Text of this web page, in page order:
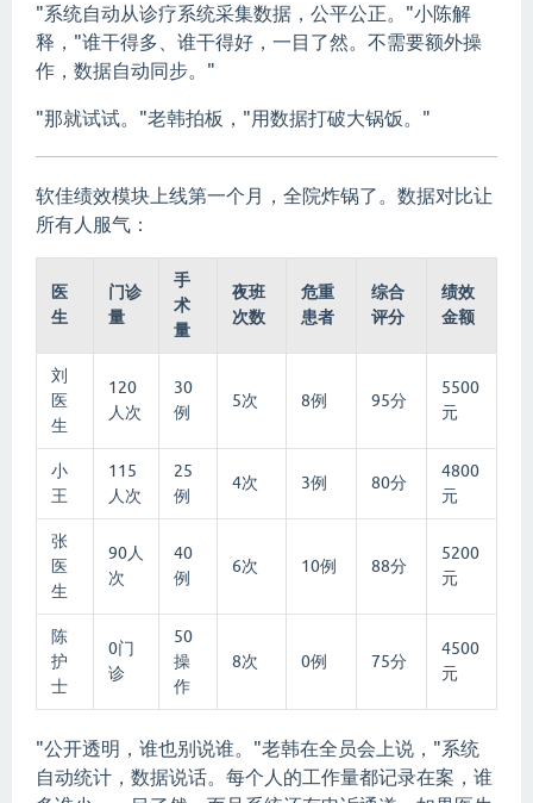
"系统自动从诊疗系统采集数据，公平公正。"小陈解
释，"谁干得多、谁干得好，一目了然。不需要额外操
作，数据自动同步。"
"那就试试。"老韩拍板，"用数据打破大锅饭。"
软佳绩效模块上线第一个月，全院炸锅了。数据对比让
所有人服气：
医
生
门诊
量
手
术
量
夜班
次数
危重
患者
综合
评分
绩效
金额
刘
医
生
120
人次
30
例
5次 8例 95分
5500
元
小
王
115
人次
25
例
4次 3例 80分
4800
元
张
医
生
90人
次
40
例
6次 10例 88分
5200
元
陈
护
士
0门
诊
50
操
作
8次 0例 75分
4500
元
"公开透明，谁也别说谁。"老韩在全员会上说，"系统
自动统计，数据说话。每个人的工作量都记录在案，谁